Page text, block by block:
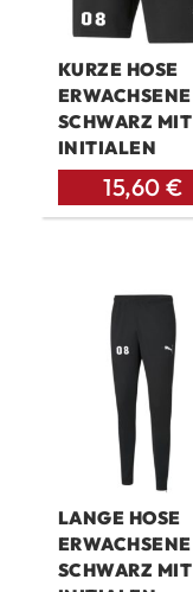
KURZE HOSE
ERWACHSENE
SCHWARZ MIT
INITIALEN
15,60€
LANGE HOSE
ERWACHSENE
SCHWARZ MIT